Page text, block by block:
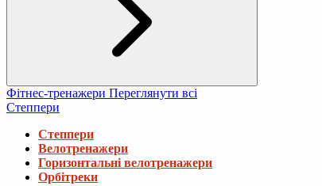
Фітнес-тренажери Переглянути всі
Степпери
Степпери
Велотренажери
Горизонтальні велотренажери
Орбітреки